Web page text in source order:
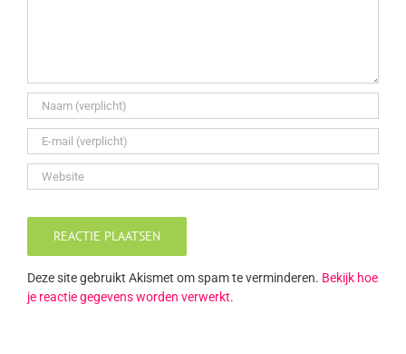
Deze site gebruikt Akismet om spam te verminderen. Bekijk hoe
je reactie gegevens worden verwerkt.